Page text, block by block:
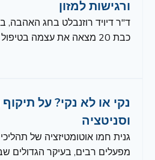
ורגישות למזון
כבת 20 מצאה את עצמה בטיפול נמרץ...
נקי או לא נקי? על תיקוף
וסניטציה
גנית חמו אוטומטיזציה של
מפעלים רבים, בעיקר הגדולים